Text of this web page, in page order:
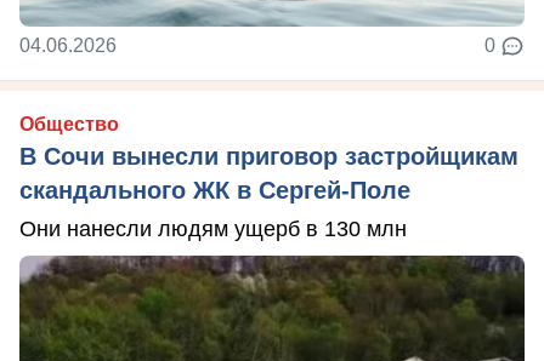
04.06.2026 0
Общество
В Сочи вынесли приговор застройщикам
скандального ЖК в Сергей-Поле
Они нанесли людям ущерб в 130 млн